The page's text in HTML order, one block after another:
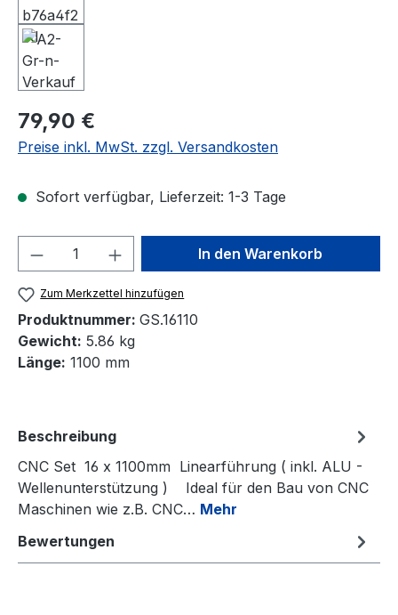
Regulärer Preis:
79,90 €
Preise inkl. MwSt. zzgl. Versandkosten
Sofort verfügbar, Lieferzeit: 1-3 Tage
Produkt Anzahl: Gib denIn den Warenkorb
Zum Merkzettel hinzufügen
Produktnummer: GS.16110
Gewicht: 5.86 kg
Länge: 1100 mm
Beschreibung
CNC Set 16 x 1100mm Linearführung ( inkl. ALU -
Wellenunterstützung ) Ideal für den Bau von CNC
Maschinen wie z.B. CNC… Mehr
Bewertungen